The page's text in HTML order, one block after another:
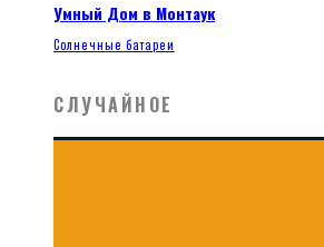
Умный Дом в Монтаук
Солнечные батареи
СЛУЧАЙНОЕ